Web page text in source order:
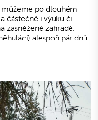
můžeme po dlouhém
částečně i výuku či
zasněžené zahradě.
alespoň pár dnů